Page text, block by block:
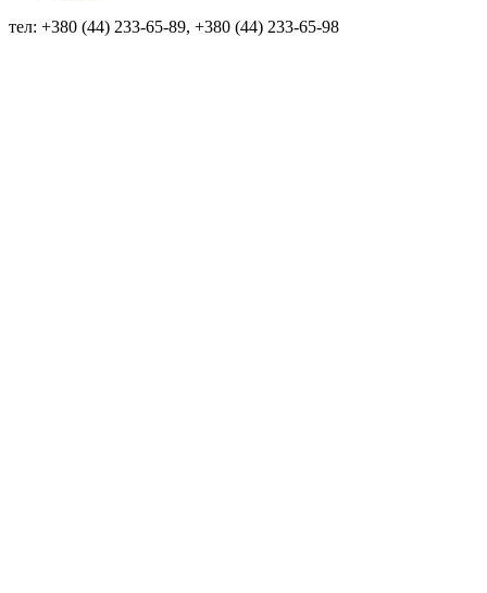
тел: +380 (44) 233-65-89, +380 (44) 233-65-98